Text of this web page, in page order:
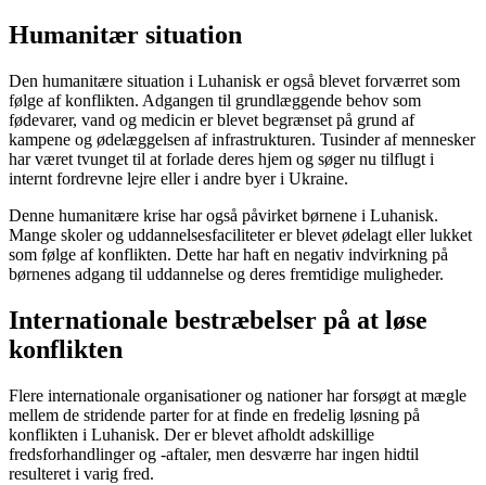
Humanitær situation
Den humanitære situation i Luhanisk er også blevet forværret som
følge af konflikten. Adgangen til grundlæggende behov som
fødevarer, vand og medicin er blevet begrænset på grund af
kampene og ødelæggelsen af infrastrukturen. Tusinder af mennesker
har været tvunget til at forlade deres hjem og søger nu tilflugt i
internt fordrevne lejre eller i andre byer i Ukraine.
Denne humanitære krise har også påvirket børnene i Luhanisk.
Mange skoler og uddannelsesfaciliteter er blevet ødelagt eller lukket
som følge af konflikten. Dette har haft en negativ indvirkning på
børnenes adgang til uddannelse og deres fremtidige muligheder.
Internationale bestræbelser på at løse
konflikten
Flere internationale organisationer og nationer har forsøgt at mægle
mellem de stridende parter for at finde en fredelig løsning på
konflikten i Luhanisk. Der er blevet afholdt adskillige
fredsforhandlinger og -aftaler, men desværre har ingen hidtil
resulteret i varig fred.